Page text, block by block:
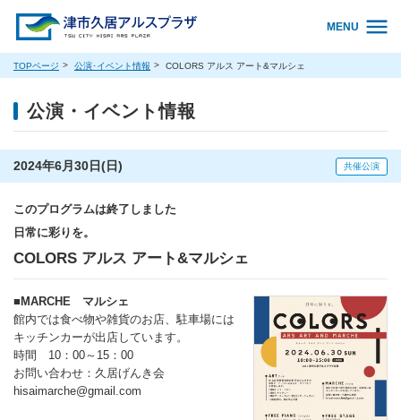
MENU
TOPページ 公演･イベント情報 COLORS アルス アート&マルシェ
公演・イベント情報
2024年6月30日(日) 共催公演
このプログラムは終了しました
日常に彩りを。
COLORS アルス アート&マルシェ
■MARCHE マルシェ
館内では食べ物や雑貨のお店、駐車場には
キッチンカーが出店しています。
時間 10：00～15：00
お問い合わせ：久居げんき会
hisaimarche@gmail.com